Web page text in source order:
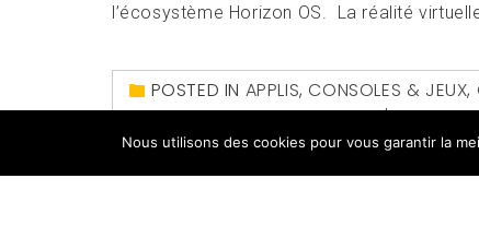
l’écosystème Horizon OS. La réalité
POSTED IN APPLIS,CONSOLES & JEUX,
AR,CASQUES VR,CASQUES VR/AR,
AUGMENTÉE,RÉALITÉ MIXTE,RÉALITÉ
Nous utilisons des cookies pour vous garantir la